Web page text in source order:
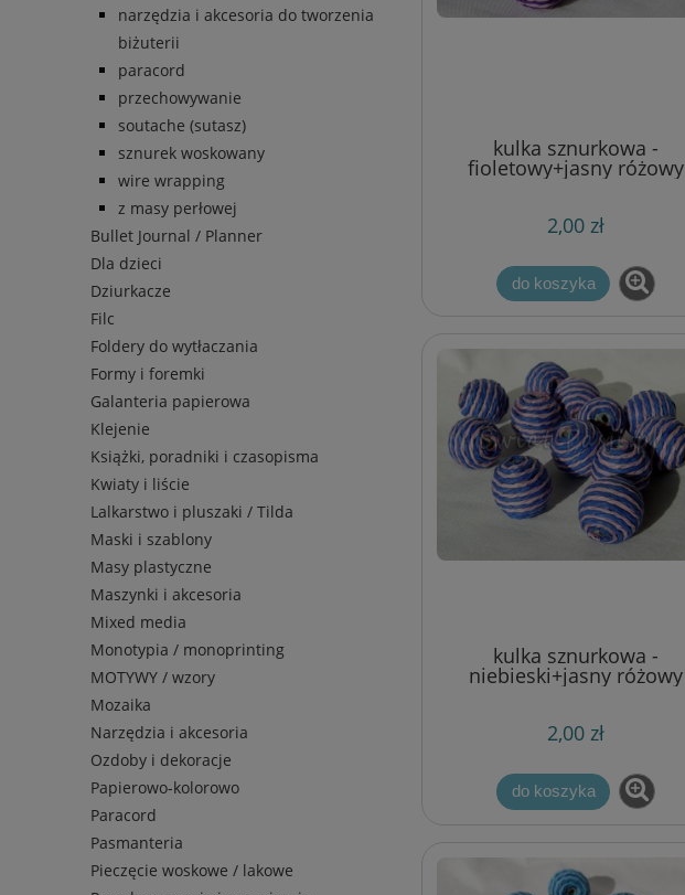
narzędzia i akcesoria do tworzenia
biżuterii
paracord
przechowywanie
soutache (sutasz)
sznurek woskowany
wire wrapping
z masy perłowej
Bullet Journal / Planner
Dla dzieci
Dziurkacze
Filc
Foldery do wytłaczania
Formy i foremki
Galanteria papierowa
Klejenie
Książki, poradniki i czasopisma
Kwiaty i liście
Lalkarstwo i pluszaki / Tilda
Maski i szablony
Masy plastyczne
Maszynki i akcesoria
Mixed media
Monotypia / monoprinting
MOTYWY / wzory
Mozaika
Narzędzia i akcesoria
Ozdoby i dekoracje
Papierowo-kolorowo
Paracord
Pasmanteria
Pieczęcie woskowe / lakowe
kulka sznurkowa -
fioletowy+jasny różowy
22mm
2,00 zł
do koszyka
kulka sznurkowa -
niebieski+jasny różowy
22mm
2,00 zł
do koszyka